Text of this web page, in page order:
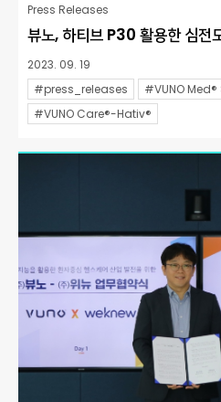
Press Releases
뷰노, 하티브 P30 활용한 심전
2023. 09. 19
#press_releases
#VUNO
#VUNO Care®-Hativ®